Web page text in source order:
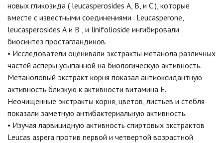
новых гликозида ( leucasperosides А, В, и C ), которые
вместе с известными соединениями . Leucasperone,
leucasperosides А и В , и linifolioside ингибировали
биосинтез простагландинов.
• Исследователи оценивали экстракты метанола различных
частей асперы усыпанной на биологическую активность.
Метаноловый экстракт корня показал антиоксидантную
активность близкую к активности витамина Е.
Неочищенные экстракты корня, цветов, листьев и стебля
показали заметную антибактериальную активность.
• Изучая ларвицидную активность спиртовых экстрактов
Leucas aspera против первой и четвертой возрастной